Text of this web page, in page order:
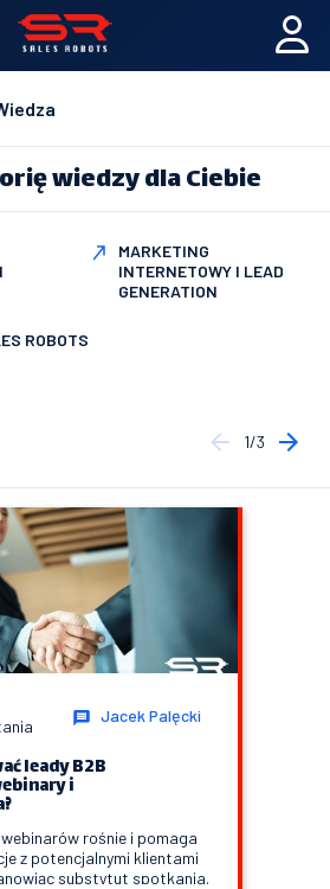
wiedzy dla Ciebie
MARKETING
INTERNETOWY I LEAD
GENERATION
ROBOTS
1/3
Jacek Palęcki
leady B2B
i
rośnie i pomaga
z potencjalnymi klientami
substytut spotkania.